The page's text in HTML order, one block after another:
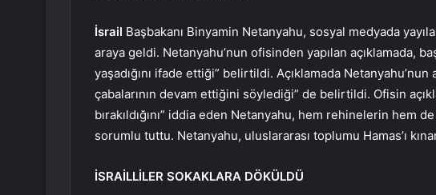
İsrail Başbakanı Binyamin Netanyahu, sosyal medyada
araya geldi. Netanyahu’nun ofisinden yapılan açıklamada,
yaşadığını ifade ettiği” belirtildi. Açıklamada
çabalarının devam ettiğini söylediği” de belirtildi. Ofisin
bırakıldığını” iddia eden Netanyahu, hem rehinelerin hem
sorumlu tuttu. Netanyahu, uluslararası toplumu Hamas’ı
İSRAİLLİLER SOKAKLARA DÖKÜLDÜ